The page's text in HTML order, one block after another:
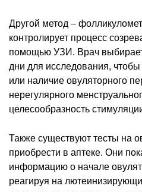
Другой метод –
контролирует процесс
помощью УЗИ. Врач
дни для исследования, чтобы
или наличие овуляторного
нерегулярного
целесообразность
Также существуют тесты на
приобрести в аптеке. Они
информацию о начале
реагируя на